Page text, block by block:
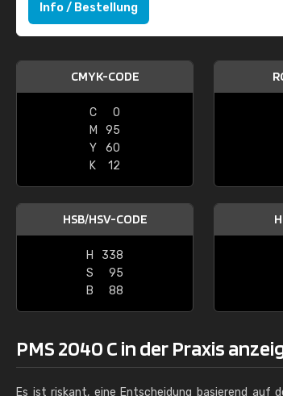
Info / Bestellung
CMYK-CODE
C
0
M
95
Y
60
K
12
HSB/HSV-CODE
H
338
S
95
B
88
PMS 2040 C in der Praxis
Es ist riskant, eine Entscheidung basierend auf